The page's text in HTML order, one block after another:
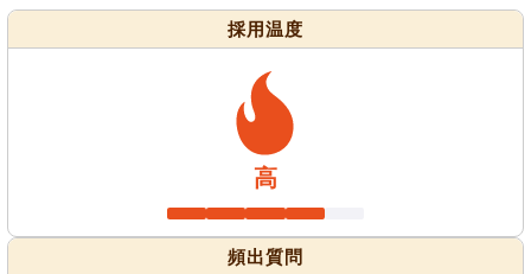
採用温度
高
頻出質問